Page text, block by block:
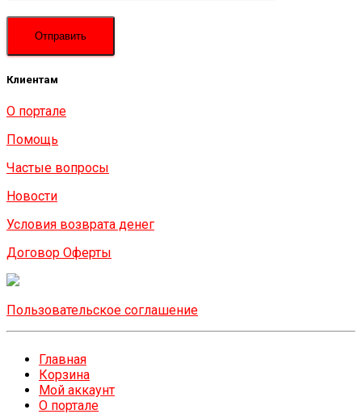
Клиентам
О портале
Помощь
Частые вопросы
Новости
Условия возврата денег
Договор Оферты
Пользовательское соглашение
Главная
Корзина
Мой аккаунт
О портале